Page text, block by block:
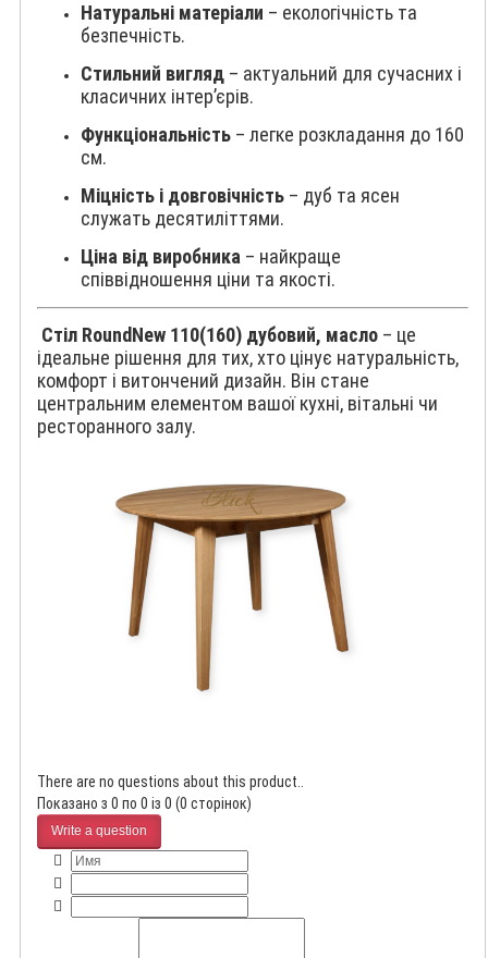
Натуральні матеріали – екологічність та
безпечність.
Стильний вигляд – актуальний для сучасних і
класичних інтер’єрів.
Функціональність – легке розкладання до 160
см.
Міцність і довговічність – дуб та ясен
служать десятиліттями.
Ціна від виробника – найкраще
співвідношення ціни та якості.
Стіл RoundNew 110(160) дубовий, масло – це
ідеальне рішення для тих, хто цінує натуральність,
комфорт і витончений дизайн. Він стане
центральним елементом вашої кухні, вітальні чи
ресторанного залу.
There are no questions about this product..
Показано з 0 по 0 із 0 (0 сторінок)
Write a question